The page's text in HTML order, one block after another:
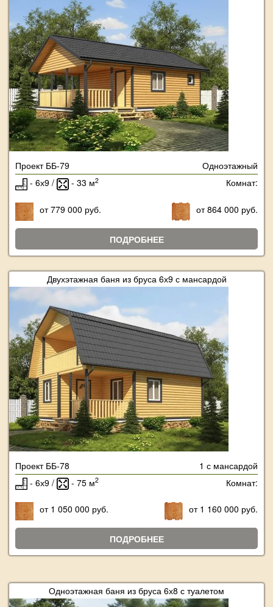
Проект ББ-79
Одноэтажный
- 6х9 /
- 33 м2 Комнат:
от 779 000 руб. от 864 000 руб.
ПОДРОБНЕЕ
Двухэтажная баня из бруса 6х9 с мансардой
Проект ББ-78
1 с мансардой
- 6х9 /
- 75 м2 Комнат:
от 1 050 000 руб. от 1 160 000 руб.
ПОДРОБНЕЕ
Одноэтажная баня из бруса 6х8 с туалетом